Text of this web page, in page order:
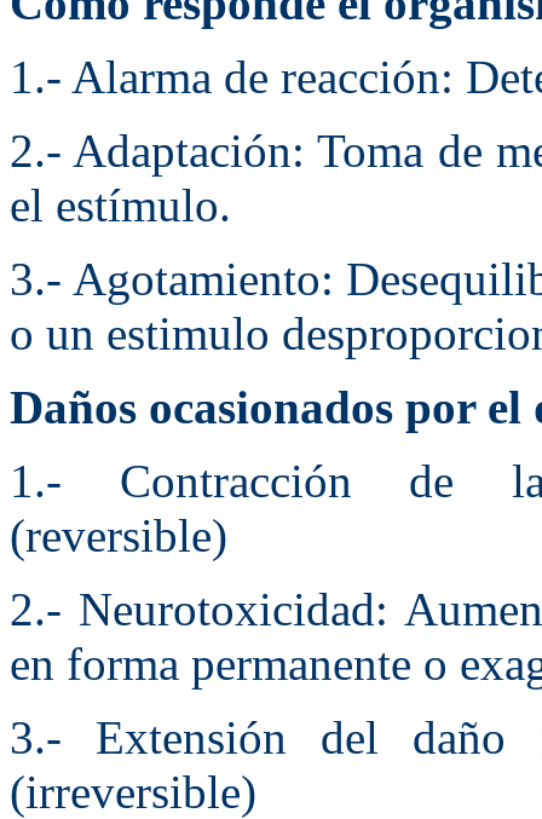
1.- Alarma de reacción:
2.- Adaptación: Toma de
el estímulo.
3.- Agotamiento:
o un estimulo
Daños ocasionados por el
1.- Contracción de
(reversible)
2.- Neurotoxicidad:
en forma permanente o
3.- Extensión del daño
(irreversible)